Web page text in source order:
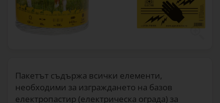
Пакетът съдържа всички елементи,
необходими за изграждането на базов
електропастир (електрическа ограда) за